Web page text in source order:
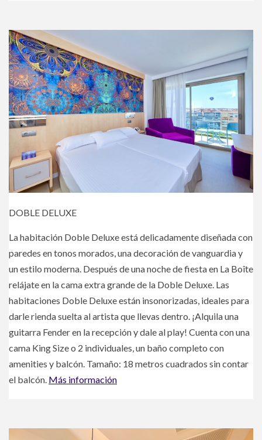
DOBLE DELUXE
La habitación Doble Deluxe está delicadamente diseñada con
paredes en tonos morados, una decoración de vanguardia y
un estilo moderna. Después de una noche de fiesta en La Boîte
relájate en la cama extra grande de la Doble Deluxe. Las
habitaciones Doble Deluxe están insonorizadas, ideales para
darle rienda suelta al artista que llevas dentro. ¡Alquila una
guitarra Fender en la recepción y dale al play! Cuenta con una
cama King Size o 2 individuales, un baño completo con
amenities y balcón. Tamaño: 18 metros cuadrados sin contar
el balcón. Más información